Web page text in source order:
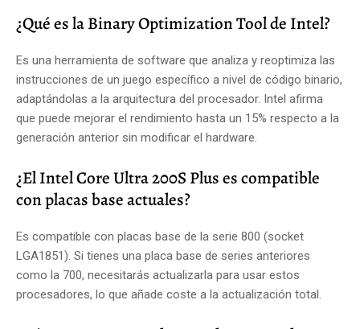
¿Qué es la Binary Optimization Tool de Intel?
Es una herramienta de software que analiza y reoptimiza las
instrucciones de un juego específico a nivel de código binario,
adaptándolas a la arquitectura del procesador. Intel afirma
que puede mejorar el rendimiento hasta un 15% respecto a la
generación anterior sin modificar el hardware.
¿El Intel Core Ultra 200S Plus es compatible
con placas base actuales?
Es compatible con placas base de la serie 800 (socket
LGA1851). Si tienes una placa base de series anteriores
como la 700, necesitarás actualizarla para usar estos
procesadores, lo que añade coste a la actualización total.